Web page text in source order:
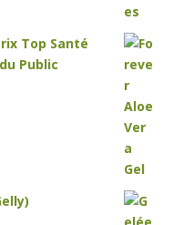
Top Santé
Public